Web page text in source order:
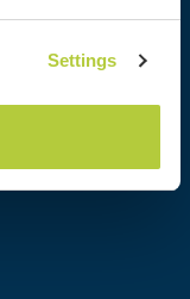
Settings